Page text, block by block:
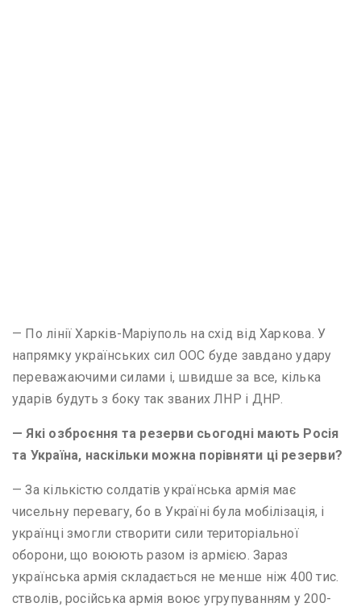
— По лінії Харків-Маріуполь на схід від Харкова. У
напрямку українських сил ООС буде завдано удару
переважаючими силами і, швидше за все, кілька
ударів будуть з боку так званих ЛНР і ДНР.
— Які озброєння та резерви сьогодні мають Росія
та Україна, наскільки можна порівняти ці резерви?
— За кількістю солдатів українська армія має
чисельну перевагу, бо в Україні була мобілізація, і
українці змогли створити сили територіальної
оборони, що воюють разом із армією. Зараз
українська армія складається не менше ніж 400 тис.
стволів, російська армія воює угрупуванням у 200-